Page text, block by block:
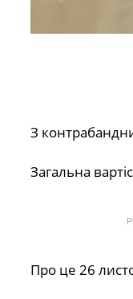
З
Загальна
Про це 26